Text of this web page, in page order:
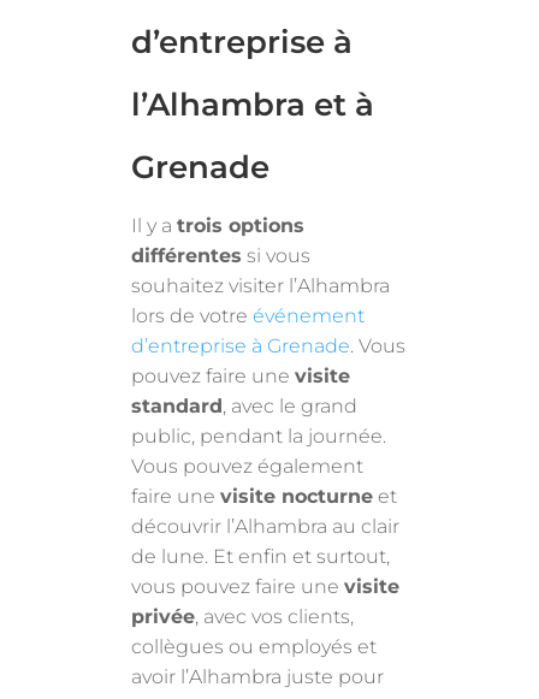
d’entreprise à
l’Alhambra et à
Grenade
Il y atrois options
différentes si vous
souhaitez visiter l’Alhambra
lors de votreévénement
d’entreprise à Grenade. Vous
pouvez faire unevisite
standard, avec le grand
public, pendant la journée.
Vous pouvez également
faire unevisite nocturne et
découvrir l’Alhambra au clair
de lune. Et enfin et surtout,
vous pouvez faire unevisite
privée, avec vos clients,
collègues ou employés et
avoir l’Alhambra juste pour